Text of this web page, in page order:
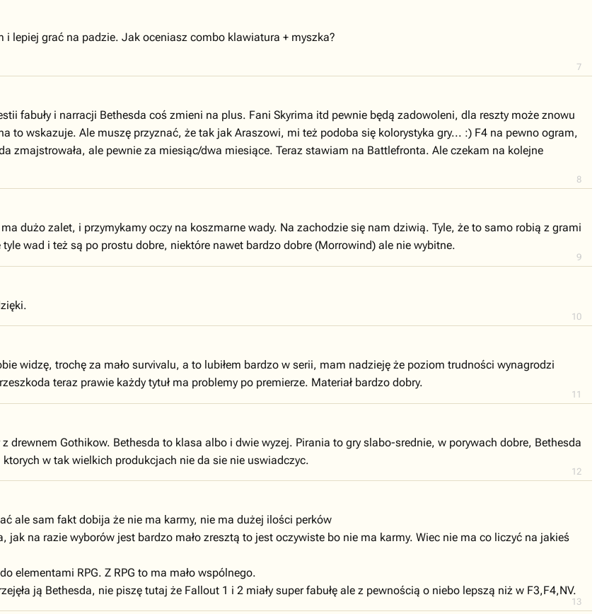
7
i lepiej grać na padzie. Jak oceniasz combo klawiatura + myszka?
8
fabuły i narracji Bethesda coś zmieni na plus. Fani Skyrima itd pewnie będą zadowoleni, dla reszty może znowu
to wskazuje. Ale muszę przyznać, że tak jak Araszowi, mi też podoba się kolorystyka gry... :) F4 na pewno ogram,
zmajstrowała, ale pewnie za miesiąc/dwa miesiące. Teraz stawiam na Battlefronta. Ale czekam na kolejne
9
dużo zalet, i przymykamy oczy na koszmarne wady. Na zachodzie się nam dziwią. Tyle, że to samo robią z grami
wad i też są po prostu dobre, niektóre nawet bardzo dobre (Morrowind) ale nie wybitne.
10
11
widzę, trochę za mało survivalu, a to lubiłem bardzo w serii, mam nadzieję że poziom trudności wynagrodzi
teraz prawie każdy tytuł ma problemy po premierze. Materiał bardzo dobry.
12
drewnem Gothikow. Bethesda to klasa albo i dwie wyzej. Pirania to gry slabo-srednie, w porywach dobre, Bethesda
w tak wielkich produkcjach nie da sie nie uswiadczyc.
13
ale sam fakt dobija że nie ma karmy, nie ma dużej ilości perków
na razie wyborów jest bardzo mało zresztą to jest oczywiste bo nie ma karmy. Wiec nie ma co liczyć na jakieś
elementami RPG. Z RPG to ma mało wspólnego.
ją Bethesda, nie piszę tutaj że Fallout 1 i 2 miały super fabułę ale z pewnością o niebo lepszą niż w F3,F4,NV.